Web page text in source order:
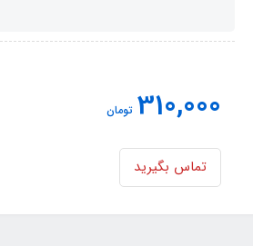
310,000 تومان
تماس بگیرید